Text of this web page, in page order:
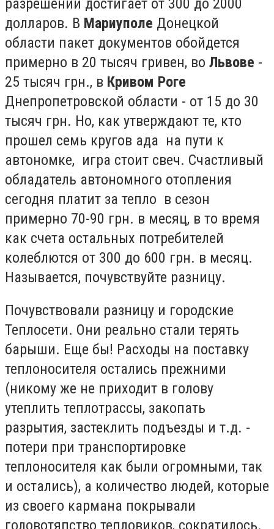
разрешений достигает от 300 до 2000
долларов. В Мариуполе Донецкой
области пакет документов обойдется
примерно в 20 тысяч гривен, во Львове -
25 тысяч грн., в Кривом Роге
Днепропетровской области - от 15 до 30
тысяч грн. Но, как утверждают те, кто
прошел семь кругов ада на пути к
автономке, игра стоит свеч. Счастливый
обладатель автономного отопления
сегодня платит за тепло в сезон
примерно 70-90 грн. в месяц, в то время
как счета остальных потребителей
колеблются от 300 до 600 грн. в месяц.
Называется, почувствуйте разницу.
Почувствовали разницу и городские
Теплосети. Они реально стали терять
барыши. Еще бы! Расходы на поставку
теплоносителя остались прежними
(никому же не приходит в голову
утеплить теплотрассы, закопать
разрытия, застеклить подъезды и т.д. -
потери при транспортировке
теплоносителя как были огромными, так
и остались), а количество людей, которые
из своего кармана покрывали
головотяпство тепловиков, сократилось.